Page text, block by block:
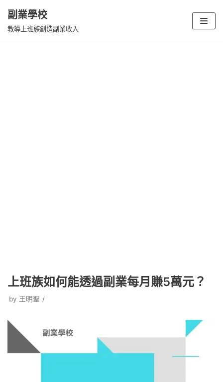
Skip
副業學校
教導上班族創造副業收入
上班族如何能透過副業每月賺5萬元？
by 王明聖